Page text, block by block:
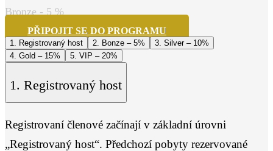
Bronze - 5 %
PŘIPOJIT SE DO PROGRAMU
1. Registrovaný host 2. Bonze – 5%
3. Silver – 10%
4. Gold – 15%
5. VIP – 20%
1. Registrovaný host
Registrovaní členové začínají v základní úrovni
„Registrovaný host“. Předchozí pobyty rezervované